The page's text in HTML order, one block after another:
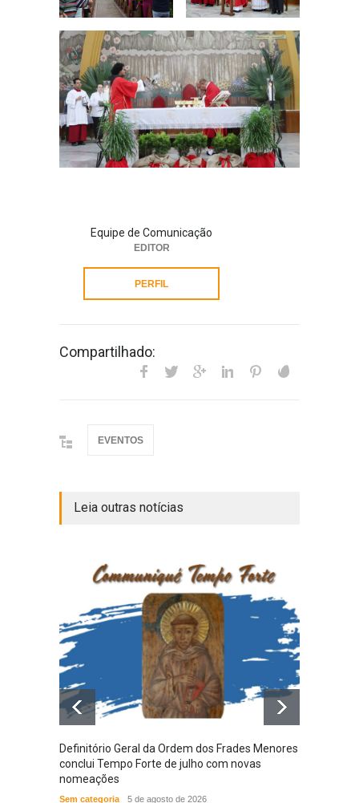
Equipe de Comunicação
EDITOR
PERFIL
Compartilhado:
EVENTOS
Leia outras notícias
Definitório Geral da Ordem dos Frades Menores
conclui Tempo Forte de julho com novas
nomeações
Sem categoria 5 de agosto de 2026